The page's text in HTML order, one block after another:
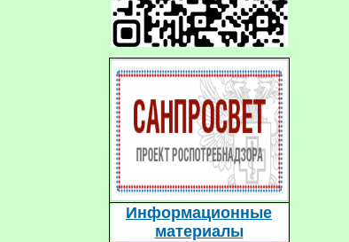
Информационные
материалы